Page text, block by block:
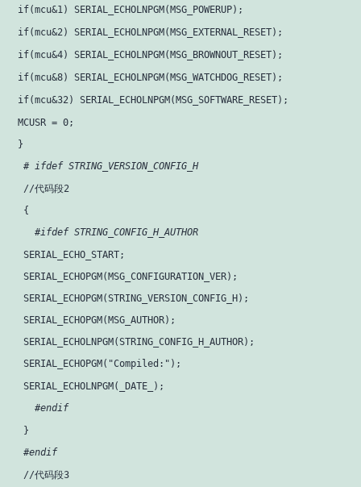
if(mcu&1) SERIAL_ECHOLNPGM(MSG_POWERUP);
if(mcu&2) SERIAL_ECHOLNPGM(MSG_EXTERNAL_RESET);
if(mcu&4) SERIAL_ECHOLNPGM(MSG_BROWNOUT_RESET);
if(mcu&8) SERIAL_ECHOLNPGM(MSG_WATCHDOG_RESET);
if(mcu&32) SERIAL_ECHOLNPGM(MSG_SOFTWARE_RESET);
MCUSR = 0;
}
# ifdef STRING_VERSION_CONFIG_H
//代码段2
{
#ifdef STRING_CONFIG_H_AUTHOR
SERIAL_ECHO_START;
SERIAL_ECHOPGM(MSG_CONFIGURATION_VER);
SERIAL_ECHOPGM(STRING_VERSION_CONFIG_H);
SERIAL_ECHOPGM(MSG_AUTHOR);
SERIAL_ECHOLNPGM(STRING_CONFIG_H_AUTHOR);
SERIAL_ECHOPGM( "Compiled:" );
SERIAL_ECHOLNPGM(_DATE_);
#endif
}
#endif
//代码段3